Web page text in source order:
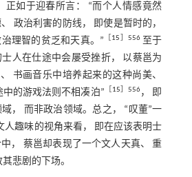
正如于迎春所言： “而个人情感竟然
政治利害的防线， 即使是暂时的，
理智的贫乏和天真。”
15 ］556至于
人在仕途中会屡受挫折， 以蔡邕为
书画音乐中培养起来的这种尚美、
的游戏法则不相凑泊”
15 ］556， 即
， 而非政治领域。总之， “叹董”一
人趣味的视角来看， 即在应该表明士
， 蔡邕却表现了一个文人天真、 重
悲剧的下场。